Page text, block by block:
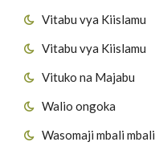
Vitabu vya Kiislamu
Vitabu vya Kiislamu
Vituko na Majabu
Walio ongoka
Wasomaji mbali mbali